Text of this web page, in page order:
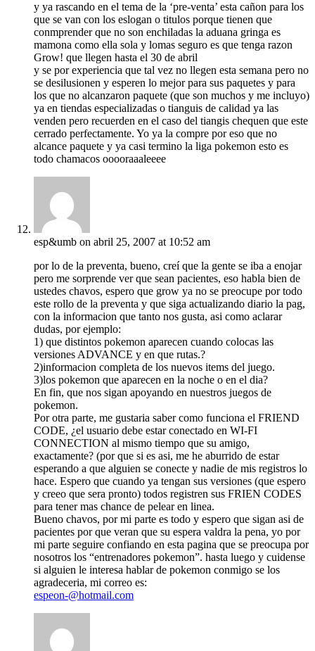
y ya rascando en el tema de la ‘pre-venta’ esta cañon para los
que se van con los eslogan o titulos porque tienen que
conmprender que no son enchiladas la aduana gringa es
mamona como ella sola y lomas seguro es que tenga razon
Grow! que llegen hasta el 30 de abril
y se por experiencia que tal vez no llegen esta semana pero no
se desilusionen y esperen lo mejor para sus paquetes y para
los que no alcanzaron paquete (que son muchos y me incluyo)
ya en tiendas especializadas o tianguis de calidad ya las
venden pero recuerden en el caso del tiangis chequen que este
cerrado perfectamente. Yo ya la compre por eso que no
alcance paquete y ya casi termino la liga pokemon esto es
todo chamacos ooooraaaleeee
esp&umb on abril 25, 2007 at 10:52 am
por lo de la preventa, bueno, creí que la gente se iba a enojar
pero me sorprende ver que sean pacientes, eso habla bien de
ustedes chavos, espero que grow ya no se preocupe por todo
este rollo de la preventa y que siga actualizando diario la pag,
con la informacion que tanto nos gusta, asi como aclarar
dudas, por ejemplo:
1) que distintos pokemon aparecen cuando colocas las
versiones ADVANCE y en que rutas.?
2)informacion completa de los nuevos items del juego.
3)los pokemon que aparecen en la noche o en el dia?
En fin, que nos sigan apoyando en nuestros juegos de
pokemon.
Por otra parte, me gustaria saber como funciona el FRIEND
CODE, ¿el usuario debe estar conectado en WI-FI
CONNECTION al mismo tiempo que su amigo,
exactamente? (por que si es asi, me he aburrido de estar
esperando a que alguien se conecte y nadie de mis registros lo
hace. Espero que cuando ya tengan sus versiones (que espero
y creeo que sera pronto) todos registren sus FRIEN CODES
para tener mas chance de pelear en linea.
Bueno chavos, por mi parte es todo y espero que sigan asi de
pacientes por que veran que su espera valdra la pena, yo por
mi parte seguire confiando en esta pagina que se preocupa por
nosotros los “entrenadores pokemon”. hasta luego y cuidense
si alguien le interesa hablar de pokemon conmigo se los
agradeceria, mi correo es:
espeon-@hotmail.com